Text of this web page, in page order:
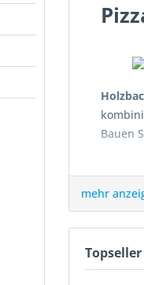
Bauen
Einen
mehr
Topseller